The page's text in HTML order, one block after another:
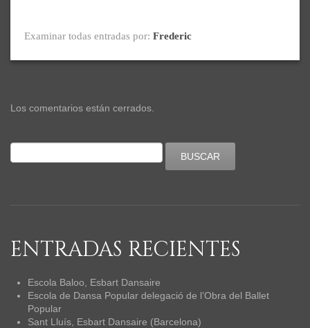
Examinar todas entradas por: Frederic
Los comentarios están cerrados.
ENTRADAS RECIENTES
Escola Baloo, Esbart Dansaire
Escola de Dansa Popular delegació de l’Obra del Ballet
Popular
Sant Lluís, Esbart Dansaire (Barcelona)